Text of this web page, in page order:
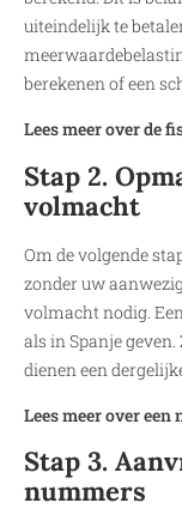
uiteindelijk te
berekenen of een
Lees meer over de
Stap 2.
volmacht
Om de volgende
zonder uw
volmacht nodig.
als in Spanje
dienen een
Lees meer over
Stap 3.
nummers